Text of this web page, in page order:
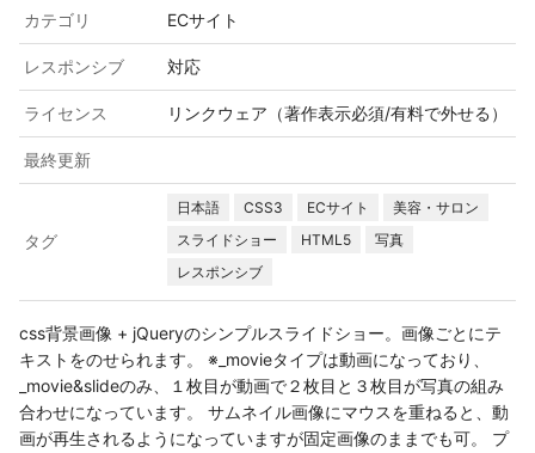
カテゴリ ECサイト
レスポンシブ 対応
ライセンス リンクウェア（著作表示必須/有料で外せる）
最終更新
タグ
日本語 CSS3 ECサイト
美容・サロン
スライドショー
HTML5
写真
レスポンシブ
css背景画像 + jQueryのシンプルスライドショー。画像ごとにテ
キストをのせられます。 ※_movieタイプは動画になっており、
_movie&slideのみ、１枚目が動画で２枚目と３枚目が写真の組み
合わせになっています。 サムネイル画像にマウスを重ねると、動
画が再生されるようになっていますが固定画像のままでも可。 プ